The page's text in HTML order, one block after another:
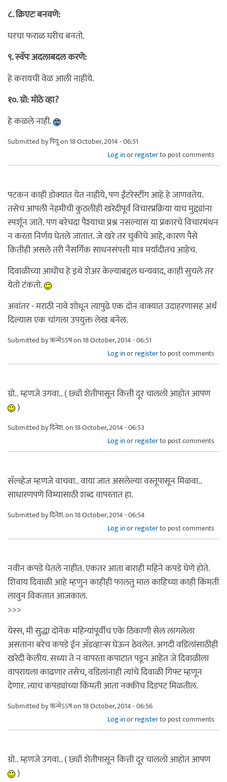
८. क्रिएटः बनवणे:
घरचा फराळ घरीच बनतो.
९. स्वॅपः अदलाबदल करणे:
हे करायची वेळ आली नाहीये.
१०. ग्रो: मोठे व्हा?
हे कळले नाही.
Submitted byपियूon 18 October, 2014 - 06:51
Log inorregisterto post comments
पटकन काही डोक्यात येत नाहीये, पण ईंटरेस्टींग आहे हे जाणवतेय.
तसेच आपली नेहमीची कुठलीही खरेदीपूर्व विचारप्रक्रिया याच मुद्द्यांना
स्पर्शून जाते. पण बरेचदा पैश्याचा प्रश्न नसल्यास या प्रकारचे विचारमंथन
न करता निर्णय घेतले जातात. जे खरे तर चुकीचे आहे, कारण पैसे
कितीही असले तरी नैसर्गिक साधनसंपत्ती मात्र मर्यादीतच आहेच.
दिवाळीच्या आधीच हे इथे शेअर केल्याबद्दल धन्यवाद, काही सुचले तर
येतो टंकतो.
अवांतर - मराठी नावे शोधून त्यापुढे एक दोन वाक्यात उदाहरणासह अर्थ
दिल्यास एक चांगला उपयुक्त लेख बनेल.
Submitted byऋन्मेऽऽषon 18 October, 2014 - 06:51
Log inorregisterto post comments
ग्रो.. म्हणजे उगवा.. ( छ्यॉ शेतीपासून कित्ती दूर चाललो आहोत आपण
)
Submitted byदिनेश.on 18 October, 2014 - 06:53
Log inorregisterto post comments
सॅल्व्हेज म्हणजे वाचवा.. वाया जात असलेल्या वस्तूपासून मिळवा..
साधारणपणे विम्यासाठी शब्द वापरतात हा.
Submitted byदिनेश.on 18 October, 2014 - 06:54
Log inorregisterto post comments
नवीन कपडे घेतले नाहीत. एकतर आता बाराही महिने कपडे घेणे होते.
शिवाय दिवाळी आहे म्हणुन काहीही फालतु माल काहिच्या काही किंमती
लावुन विकतात आजकाल.
>>>
येस्स, मी सुद्धा दोनेक महिन्यांपूर्वीच एके ठिकाणी सेल लागलेला
असताना बरेच कपडे ईन अ‍ॅडव्हान्स घेऊन ठेवलेत. अगदी वडिलांसाठीही
खरेदी केलीय. सध्या ते न वापरता कपाटात पडून आहेत जे दिवाळीला
वापरायला काढणार तसेच, वडिलांनाही त्यांचे दिवाळी गिफ्ट म्हणून
देणार. त्याच कपड्यांच्या किंमती आता नक्कीच दिडपट मिळतील.
Submitted byऋन्मेऽऽषon 18 October, 2014 - 06:56
Log inorregisterto post comments
ग्रो.. म्हणजे उगवा.. ( छ्यॉ शेतीपासून कित्ती दूर चाललो आहोत आपण
)